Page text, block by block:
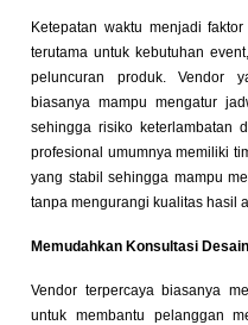
Ketepatan waktu menjadi
terutama untuk kebutuhan
peluncuran produk. Vendor
biasanya mampu mengatur
sehingga risiko keterlambatan
profesional umumnya memiliki
yang stabil sehingga mampu
tanpa mengurangi kualitas hasil
Memudahkan Konsultasi Desain
Vendor terpercaya biasanya
untuk membantu pelanggan